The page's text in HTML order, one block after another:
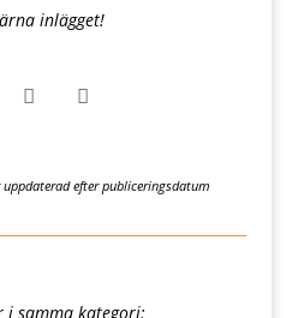
inlägget!
 
efter publiceringsdatum
samma kategori: